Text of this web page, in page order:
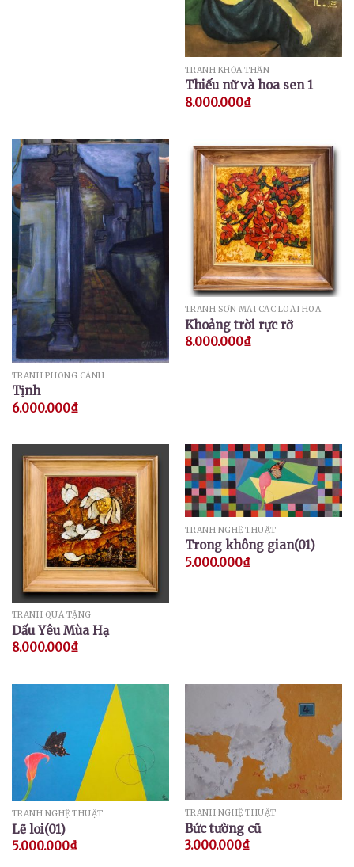
TRANH KHỎA THÂN
Thiếu nữ và hoa sen 1
8.000.000₫
TRANH PHONG CẢNH
Tịnh
6.000.000₫
TRANH SƠN MÀI CÁC LOÀI HOA
Khoảng trời rực rỡ
8.000.000₫
TRANH QUÀ TẶNG
Dấu Yêu Mùa Hạ
8.000.000₫
TRANH NGHỆ THUẬT
Trong không gian(01)
5.000.000₫
TRANH NGHỆ THUẬT
Lẽ loi(01)
5.000.000₫
TRANH NGHỆ THUẬT
Bức tường cũ
3.000.000₫